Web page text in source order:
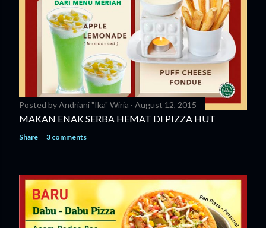
Posted byAndriani "Ika" Wiria August 12, 2015
MAKAN ENAK SERBA HEMAT DI PIZZA HUT
Share 3 comments